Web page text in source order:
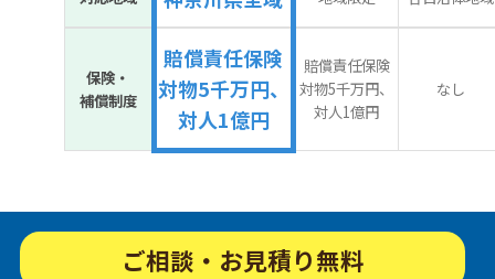
保険・
補償制度
賠償責任保険
対物5千万円、
対人1億円
賠償責任保険
対物5千万円、
対人1億円
なし
ご相談・お見積り無料